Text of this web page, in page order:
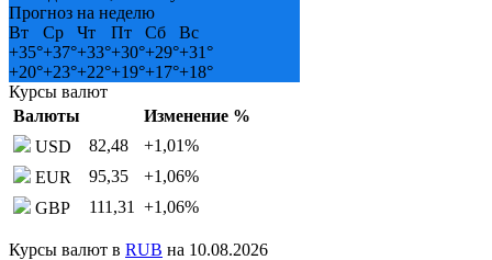
Прогноз на неделю
Вт
Ср Чт Пт Сб
Вс
+35°+37°+33°+30°+29°+31°
+20°+23°+22°+19°+17°+18°
Курсы валют
Валюты
Изменение %
USD
82,48 +1,01%
EUR
95,35 +1,06%
GBP
111,31 +1,06%
Курсы валют в RUB на 10.08.2026